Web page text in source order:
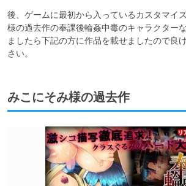
後、ゲームに最初から入っているカスタマイ
様の過去作の奉課後輪姦中毒のキャラクター
ましたら下記の方に作品を載せましたので良
みこにそみ様の過去作